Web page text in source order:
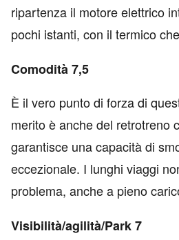
ripartenza il motore elettrico
pochi istanti, con il termico
Comodità 7,5
È il vero punto di forza di
merito è anche del retrotreno
garantisce una capacità di
eccezionale. I lunghi viaggi
problema, anche a pieno
Visibilità/agilità/Park 7